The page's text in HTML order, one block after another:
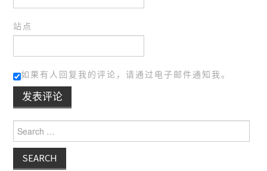
站点
如果有人回复我的评论，请通过电子邮件通知我。
Search for: